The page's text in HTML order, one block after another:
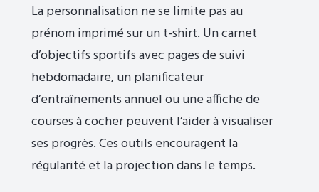
La personnalisation ne se limite pas au
prénom imprimé sur un t-shirt. Un carnet
d’objectifs sportifs avec pages de suivi
hebdomadaire, un planificateur
d’entraînements annuel ou une affiche de
courses à cocher peuvent l’aider à visualiser
ses progrès. Ces outils encouragent la
régularité et la projection dans le temps.